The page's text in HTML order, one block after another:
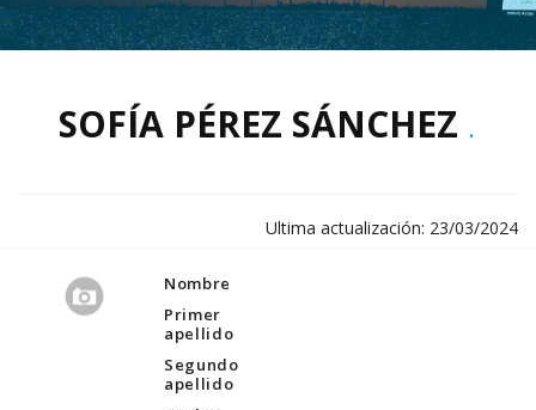
SOFÍA PÉREZ SÁNCHEZ .
Ultima actualización: 23/03/2024
Nombre
Primer
apellido
Segundo
apellido